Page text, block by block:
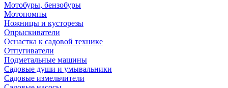
Мотобуры, бензобуры
Мотопомпы
Ножницы и кусторезы
Опрыскиватели
Оснастка к садовой технике
Отпугиватели
Подметальные машины
Садовые души и умывальники
Садовые измельчители